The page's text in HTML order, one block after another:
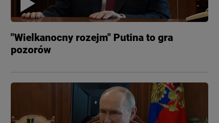
"Wielkanocny rozejm" Putina to gra
pozorów